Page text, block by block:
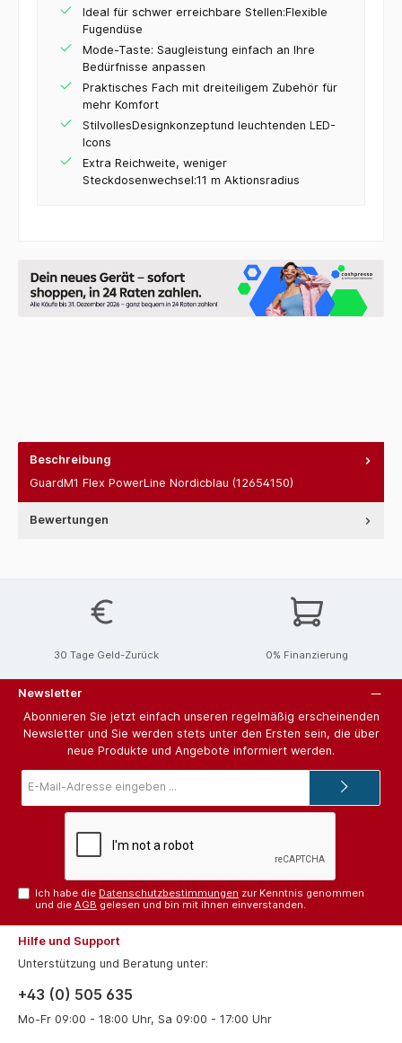
Ideal für schwer erreichbare Stellen:Flexible
Fugendüse
Mode-Taste: Saugleistung einfach an Ihre
Bedürfnisse anpassen
Praktisches Fach mit dreiteiligem Zubehör für
mehr Komfort
StilvollesDesignkonzeptund leuchtenden LED-
Icons
Extra Reichweite, weniger
Steckdosenwechsel:11 m Aktionsradius
Beschreibung
GuardM1 Flex PowerLine Nordicblau (12654150)
Bewertungen
30 Tage Geld-Zurück 0% Finanzierung
Newsletter
Abonnieren Sie jetzt einfach unseren regelmäßig erscheinenden
Newsletter und Sie werden stets unter den Ersten sein, die über
neue Produkte und Angebote informiert werden.
Mail-
Ich habe die Datenschutzbestimmungen zur Kenntnis genommen
und dieAGB gelesen und bin mit ihnen einverstanden.
Hilfe und Support
Unterstützung und Beratung unter:
+43 (0) 505 635
Mo-Fr 09:00 - 18:00 Uhr, Sa 09:00 - 17:00 Uhr